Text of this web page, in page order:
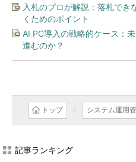
入札のプロが解説：落札で
くためのポイント
AI PC導入の戦略的ケース：
進むのか？
トップ システム運用
記事ランキング